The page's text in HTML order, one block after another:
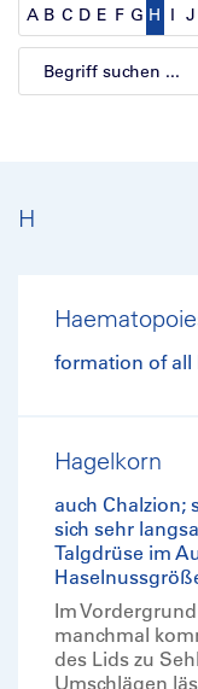
A B C D E F G H I J
H
formation of all
Hagelkorn
auch Chalzion;
sich sehr
Talgdrüse im
Im
manchmal
des Lids zu
Umschlägen